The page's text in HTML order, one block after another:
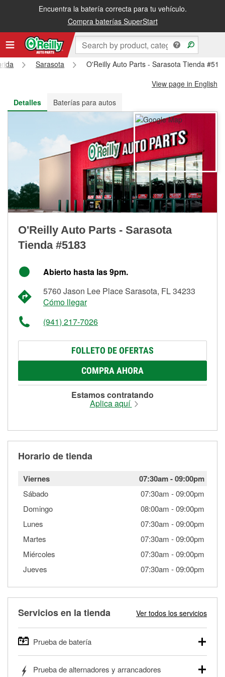
Encuentra la batería correcta para tu vehículo.
Compra baterías SuperStart
Recibe tu orden gratis al día siguiente o recógela en la tienda
Sarasota
O'Reilly Auto Parts - Sarasota Tienda
View page in English
Detalles
Baterías para autos
O'Reilly Auto Parts - Sarasota
Tienda #5183
Abierto hasta las 9pm.
5760 Jason Lee Place Sarasota, FL 34233
Cómo llegar
(941) 217-7026
FOLLETO DE OFERTAS
COMPRA AHORA
Estamos contratando
Aplica aquí
Horario de tienda
Viernes 07:30am-09:00pm
Sábado 07:30am -09:00pm
Domingo
08:00am -09:00pm
Lunes
07:30am -09:00pm
Martes
07:30am -09:00pm
Miércoles
07:30am -09:00pm
Jueves
07:30am -09:00pm
Servicios en la tienda Ver todos los servicios
Prueba de batería
autos, camionetas, SUVs, vehículos comerciales y
Prueba de alternadores y arrancadores